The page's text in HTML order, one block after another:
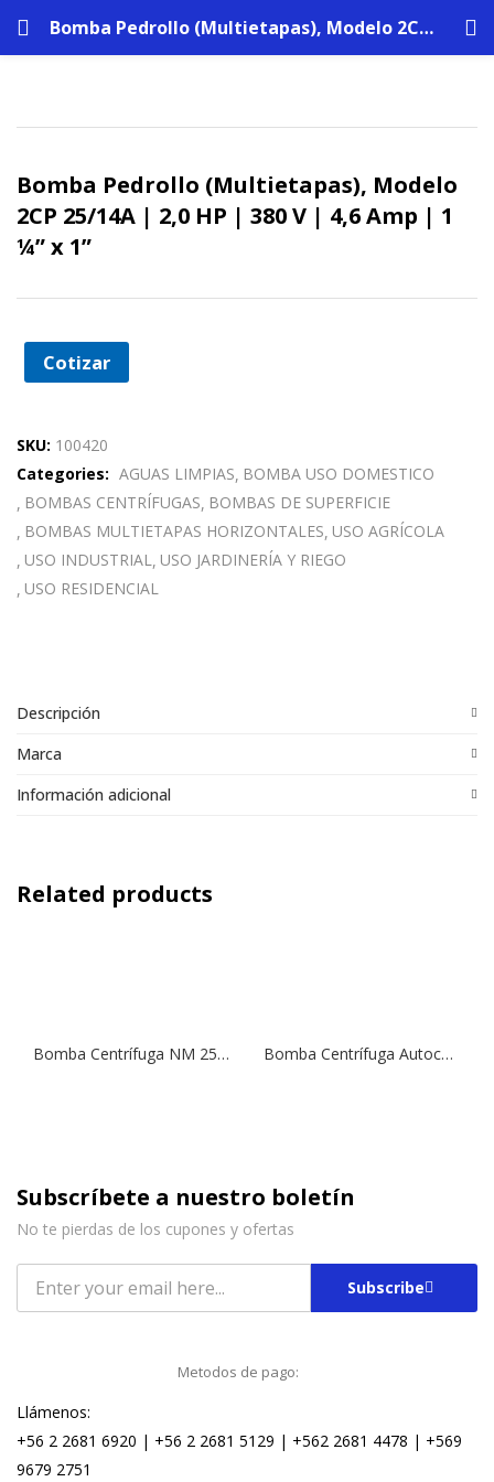
Bomba Pedrollo (Multietapas), Modelo 2CP 25/14A | 2,0 HP | 380 V | 4,6 Amp | 1 ¼” x 1”
Bomba Pedrollo (Multietapas), Modelo
2CP 25/14A | 2,0 HP | 380 V | 4,6 Amp | 1
¼” x 1”
Cotizar
SKU: 100420
Categories: AGUAS LIMPIAS BOMBA USO DOMESTICO
BOMBAS CENTRÍFUGAS BOMBAS DE SUPERFICIE
BOMBAS MULTIETAPAS HORIZONTALES USO AGRÍCOLA
USO INDUSTRIAL USO JARDINERÍA Y RIEGO
USO RESIDENCIAL
Descripción
Marca
Información adicional
Related products
Bomba Centrífuga NM 25/160A | 2,0 HP | 380 V. Bomba Centrífuga Autocebante NGXM 6/18 | 2,0 HP | 220 V.
Subscríbete a nuestro boletín
No te pierdas de los cupones y ofertas
Subscribe
Metodos de pago:
Llámenos:
+56 2 2681 6920 | +56 2 2681 5129 | +562 2681 4478 | +569
9679 2751